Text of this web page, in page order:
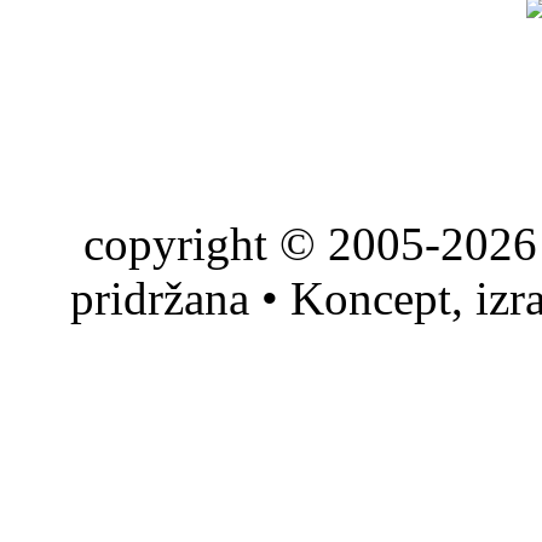
copyright © 2005-
pridržana • Koncept,